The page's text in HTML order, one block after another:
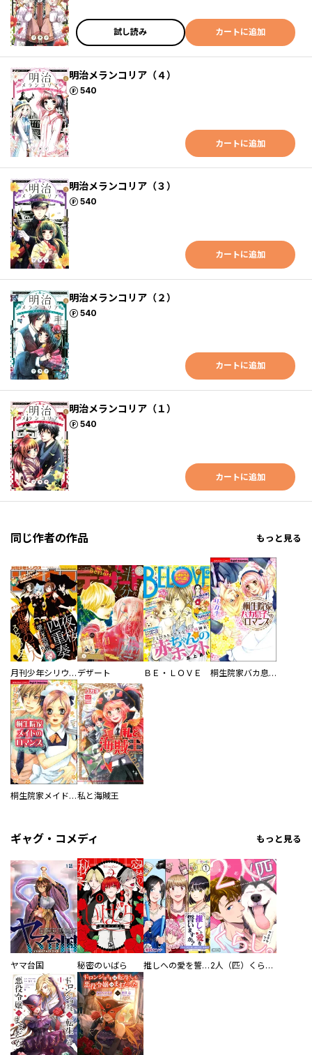
試し読み カートに追加
明治メランコリア（４）
540
ポイント
カートに追加
明治メランコリア（３）
540
ポイント
カートに追加
明治メランコリア（２）
540
ポイント
カートに追加
明治メランコリア（１）
540
ポイント
カートに追加
同じ作者の作品 もっと見る
月刊少年シリウス デザート ＢＥ・ＬＯＶＥ 桐生院家バカ息子とのロマンス
桐生院家メイドのロマンス私と海賊王
ギャグ・コメディ もっと見る
ヤマ台国 秘密のいばら 推しへの愛を誓いますか？～アラサー女子、推しは逃げぬが人生逃げる～ 2人（匹）くらし。